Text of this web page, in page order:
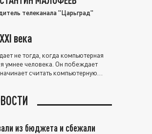
телеканала "Царьград"
века
не тогда, когда компьютерная
умнее человека. Он побеждает
считать компьютерную
из бюджета и сбежали